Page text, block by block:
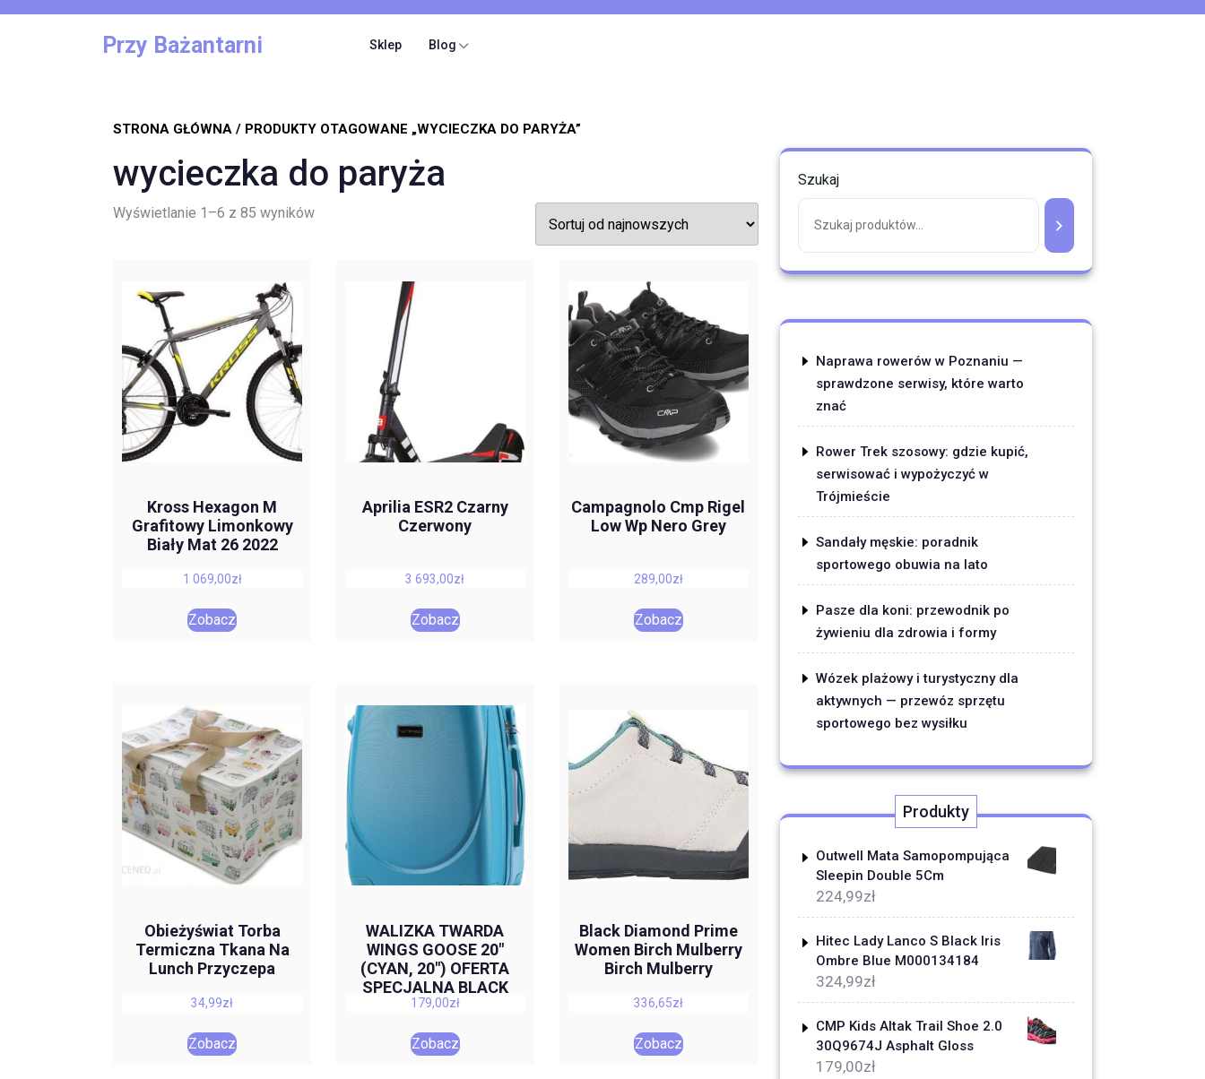
Przy Bażantarni Sklep Blog
STRONA GŁÓWNA / PRODUKTY OTAGOWANE „WYCIECZKA DO PARYŻA”
wycieczka do paryża
Wyświetlanie 1–6 z 85 wynikówPosortowane
Kross Hexagon M
Grafitowy Limonkowy
Biały Mat 26 2022
1 069,00zł
Zobacz
Aprilia ESR2 Czarny
Czerwony
3 693,00zł
Zobacz
Campagnolo Cmp Rigel
Low Wp Nero Grey
289,00zł
Zobacz
Obieżyświat Torba
Termiczna Tkana Na
Lunch Przyczepa
34,99zł
Zobacz
WALIZKA TWARDA
WINGS GOOSE 20″
(CYAN, 20″) OFERTA
SPECJALNA BLACK
WEEK
179,00zł
Zobacz
Black Diamond Prime
Women Birch Mulberry
Birch Mulberry
336,65zł
Zobacz
Szukaj
Naprawa rowerów w Poznaniu —
sprawdzone serwisy, które warto
znać
Rower Trek szosowy: gdzie kupić,
serwisować i wypożyczyć w
Trójmieście
Sandały męskie: poradnik
sportowego obuwia na lato
Pasze dla koni: przewodnik po
żywieniu dla zdrowia i formy
Wózek plażowy i turystyczny dla
aktywnych — przewóz sprzętu
sportowego bez wysiłku
Produkty
Outwell Mata Samopompująca
Sleepin Double 5Cm
224,99zł
Hitec Lady Lanco S Black Iris
Ombre Blue M000134184
324,99zł
CMP Kids Altak Trail Shoe 2.0
30Q9674J Asphalt Gloss
179,00zł